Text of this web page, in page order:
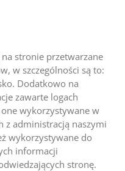
stronie przetwarzane
w szczególności są to:
Dodatkowo na
zawarte logach
one wykorzystywane w
z administracją naszymi
wykorzystywane do
informacji
stronę.